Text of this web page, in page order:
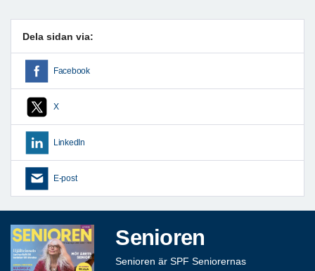
Dela sidan via:
Facebook
X
LinkedIn
E-post
Senioren
Senioren är SPF Seniorernas